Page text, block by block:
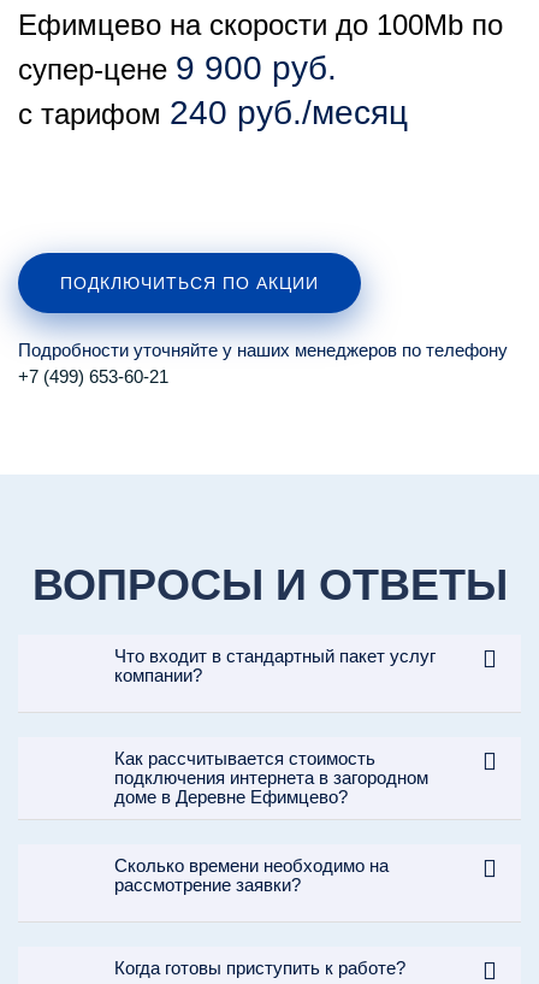
Ефимцево на скорости до 100Mb по
супер-цене 9 900 руб.
с тарифом 240 руб./месяц
ПОДКЛЮЧИТЬСЯ ПО АКЦИИ
Подробности уточняйте у наших менеджеров по телефону
+7 (499) 653-60-21
ВОПРОСЫ И ОТВЕТЫ
Что входит в стандартный пакет услуг
компании?
Как рассчитывается стоимость
подключения интернета в загородном
доме в Деревне Ефимцево?
Сколько времени необходимо на
рассмотрение заявки?
Когда готовы приступить к работе?